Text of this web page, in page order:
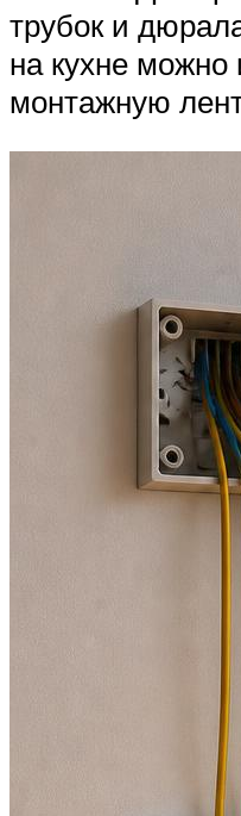
трубок и
на кухне можно
монтажную